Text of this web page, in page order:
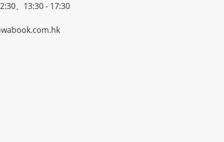
、13:30 - 17:30